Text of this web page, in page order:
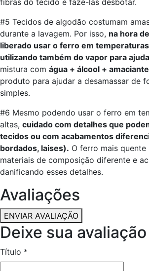
#5 Tecidos de algodão costumam
durante a lavagem. Por isso, na hora
liberado usar o ferro em
utilizando também do vapor para
mistura com água + álcool + amaciante
produto para ajudar a desamassar de
simples.
#6 Mesmo podendo usar o ferro em
altas, cuidado com detalhes que
tecidos ou com acabamentos
bordados, laises). O ferro mais
materiais de composição diferente e
danificando esses detalhes.
Avaliações
ENVIAR AVALIAÇÃO
Deixe sua avaliação
Título *